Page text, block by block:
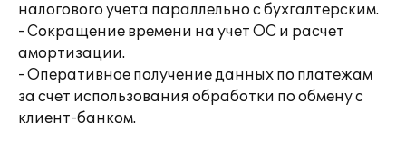
налогового учета параллельно с бухгалтерским.
- Сокращение времени на учет ОС и расчет
амортизации.
- Оперативное получение данных по платежам
за счет использования обработки по обмену с
клиент-банком.